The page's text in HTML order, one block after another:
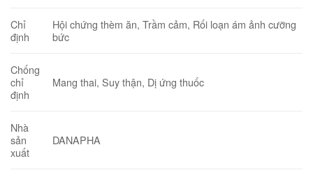
Chỉ
định
Hội chứng thèm ăn, Trầm cảm, Rối loạn ám ảnh cưỡng
bức
Chống
chỉ
định
Mang thai, Suy thận, Dị ứng thuốc
Nhà
sản
xuất
DANAPHA